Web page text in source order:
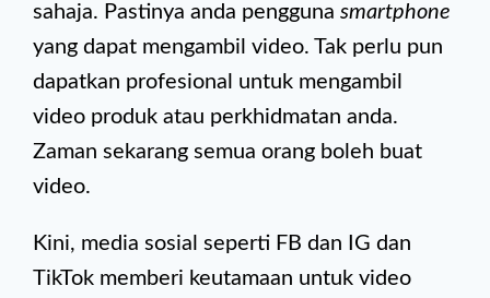
sahaja. Pastinya anda pengguna smartphone
yang dapat mengambil video. Tak perlu pun
dapatkan profesional untuk mengambil
video produk atau perkhidmatan anda.
Zaman sekarang semua orang boleh buat
video.
Kini, media sosial seperti FB dan IG dan
TikTok memberi keutamaan untuk video